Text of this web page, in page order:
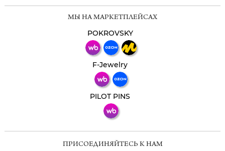
МЫ НА МАРКЕТПЛЕЙСАХ
POKROVSKY
F-Jewelry
PILOT PINS
ПРИСОЕДИНЯЙТЕСЬ К НАМ